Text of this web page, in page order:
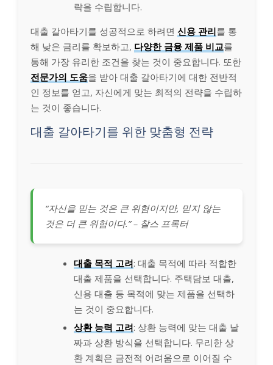
략을 수립합니다.
대출 갈아타기를 성공적으로 하려면 신용 관리를 통
해 낮은 금리를 확보하고, 다양한 금융 제품 비교를
통해 가장 유리한 조건을 찾는 것이 중요합니다. 또한
전문가의 도움을 받아 대출 갈아타기에 대한 전반적
인 정보를 얻고, 자신에게 맞는 최적의 전략을 수립하
는 것이 좋습니다.
대출 갈아타기를 위한 맞춤형 전략
“자신을 믿는 것은 큰 위험이지만, 믿지 않는
것은 더 큰 위험이다.” – 찰스 프록터
대출 목적 고려: 대출 목적에 따라 적합한
대출 제품을 선택합니다. 주택담보 대출,
신용 대출 등 목적에 맞는 제품을 선택하
는 것이 중요합니다.
상환 능력 고려: 상환 능력에 맞는 대출 날
짜과 상환 방식을 선택합니다. 무리한 상
환 계획은 금전적 어려움으로 이어질 수